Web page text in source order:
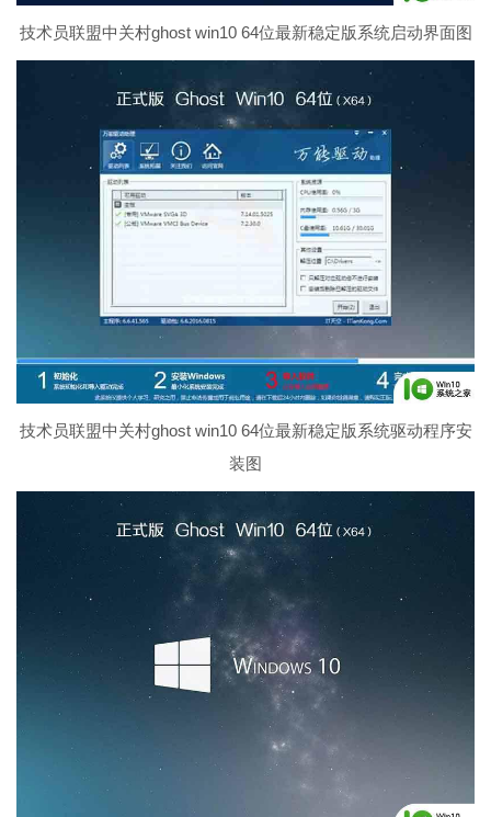
技术员联盟中关村ghost win10 64位最新稳定版系统启动界面图
技术员联盟中关村ghost win10 64位最新稳定版系统驱动程序安
装图